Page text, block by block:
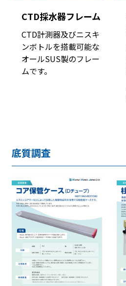
CTD採水器フレーム
CTD計測器及びニスキ
ンボトルを搭載可能な
オールSUS製のフレー
ムです。
底質調査